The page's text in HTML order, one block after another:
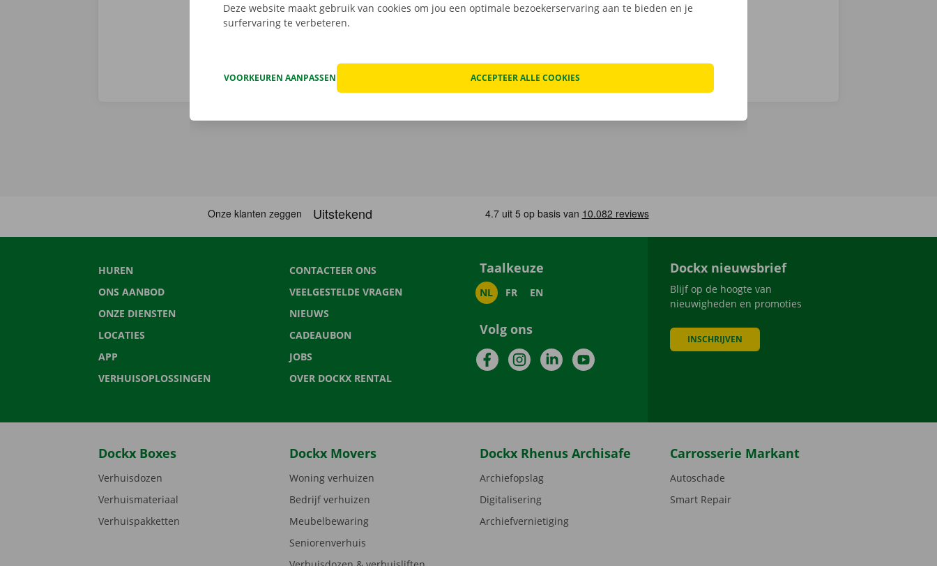
HUREN
ONS AANBOD
ONZE DIENSTEN
LOCATIES
APP
VERHUISOPLOSSINGEN
CONTACTEER ONS
VEELGESTELDE VRAGEN
NIEUWS
CADEAUBON
JOBS
OVER DOCKX RENTAL
Taalkeuze
NL FR EN
Volg ons
FacebookInstagramLinkedInYouTube
Dockx nieuwsbrief
Blijf op de hoogte van
nieuwigheden en promoties
INSCHRIJVEN
Dockx Boxes
Verhuisdozen
Verhuismateriaal
Verhuispakketten
Dockx Movers
Woning verhuizen
Bedrijf verhuizen
Meubelbewaring
Seniorenverhuis
Dockx Rhenus Archisafe
Archiefopslag
Digitalisering
Archiefvernietiging
Carrosserie Markant
Autoschade
Smart Repair
Deze website maakt gebruik van cookies om jou een optimale bezoekerservaring aan te bieden en je
surfervaring te verbeteren.
VOORKEUREN AANPASSEN ACCEPTEER ALLE COOKIES